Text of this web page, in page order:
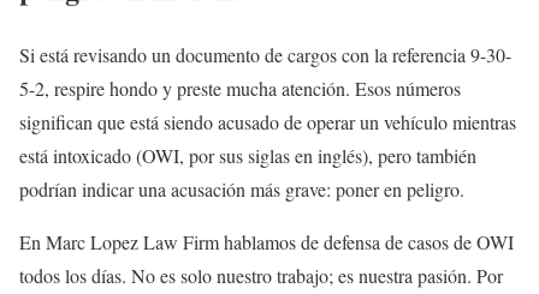
Si está revisando un documento de cargos con la referencia 9-30-
5-2, respire hondo y preste mucha atención. Esos números
significan que está siendo acusado de operar un vehículo mientras
está intoxicado (OWI, por sus siglas en inglés), pero también
podrían indicar una acusación más grave: poner en peligro.
En Marc Lopez Law Firm hablamos de defensa de casos de OWI
todos los días. No es solo nuestro trabajo; es nuestra pasión. Por